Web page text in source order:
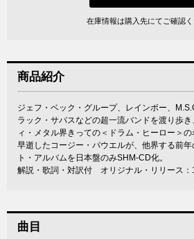
在庫情報は購入先にてご確認く
商品紹介
ジェフ・ベック・グループ、レインボー、
ラック・サバスなどの超一流バンドを渡り歩
ィ・メタル界きっての＜ドラム・ヒーロー＞
早逝したコージー・パウエルが、他界する前
ト・アルバムを日本盤のみSHM-CD化。
解説・歌詞・対訳付 オリジナル・リリース
曲目